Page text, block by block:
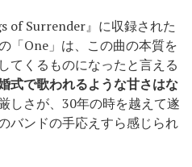
of Surrender』に収録された
「One」は、この曲の本質を
てくるものになったと言える
式で歌われるような甘さはな
しさが、30年の時を越えて遂
バンドの手応えすら感じられ